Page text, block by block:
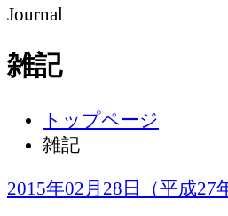
Journal
雑記
トップページ
雑記
2015年02月28日（平成27